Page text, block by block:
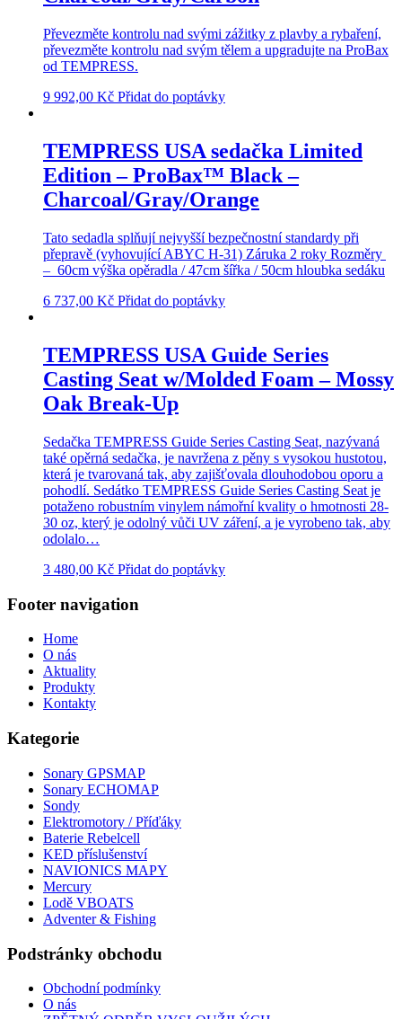
Převezměte kontrolu nad svými zážitky z plavby a rybaření,
převezměte kontrolu nad svým tělem a upgradujte na ProBax
od TEMPRESS.
9 992,00 Kč Přidat do poptávky
TEMPRESS USA sedačka Limited
Edition – ProBax™ Black –
Charcoal/Gray/Orange
Tato sedadla splňují nejvyšší bezpečnostní standardy při
přepravě (vyhovující ABYC H-31) Záruka 2 roky Rozměry
– 60cm výška opěradla / 47cm šířka / 50cm hloubka sedáku
6 737,00 Kč Přidat do poptávky
TEMPRESS USA Guide Series
Casting Seat w/Molded Foam – Mossy
Oak Break-Up
Sedačka TEMPRESS Guide Series Casting Seat, nazývaná
také opěrná sedačka, je navržena z pěny s vysokou hustotou,
která je tvarovaná tak, aby zajišťovala dlouhodobou oporu a
pohodlí. Sedátko TEMPRESS Guide Series Casting Seat je
potaženo robustním vinylem námořní kvality o hmotnosti 28-
30 oz, který je odolný vůči UV záření, a je vyrobeno tak, aby
odolalo…
3 480,00 Kč Přidat do poptávky
Footer navigation
Home
O nás
Aktuality
Produkty
Kontakty
Kategorie
Sonary GPSMAP
Sonary ECHOMAP
Sondy
Elektromotory / Příďáky
Baterie Rebelcell
KED příslušenství
NAVIONICS MAPY
Mercury
Lodě VBOATS
Adventer & Fishing
Podstránky obchodu
Obchodní podmínky
O nás